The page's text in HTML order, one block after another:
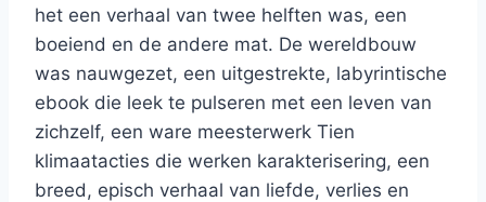
het een verhaal van twee helften was, een
boeiend en de andere mat. De wereldbouw
was nauwgezet, een uitgestrekte, labyrintische
ebook die leek te pulseren met een leven van
zichzelf, een ware meesterwerk Tien
klimaatacties die werken karakterisering, een
breed, episch verhaal van liefde, verlies en